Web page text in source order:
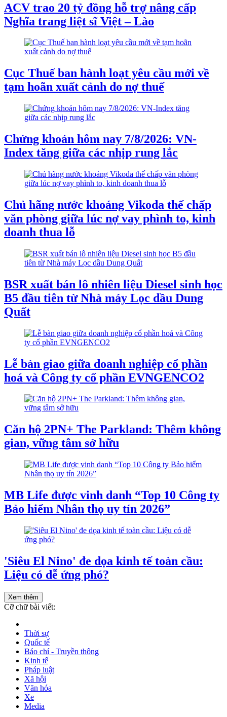
ACV trao 20 tỷ đồng hỗ trợ nâng cấp
Nghĩa trang liệt sĩ Việt – Lào
Cục Thuế ban hành loạt yêu cầu mới về
tạm hoãn xuất cảnh do nợ thuế
Chứng khoán hôm nay 7/8/2026: VN-
Index tăng giữa các nhịp rung lắc
Chủ hãng nước khoáng Vikoda thế chấp
văn phòng giữa lúc nợ vay phình to, kinh
doanh thua lỗ
BSR xuất bán lô nhiên liệu Diesel sinh học
B5 đầu tiên từ Nhà máy Lọc dầu Dung
Quất
Lễ bàn giao giữa doanh nghiệp cổ phần
hoá và Công ty cổ phần EVNGENCO2
Căn hộ 2PN+ The Parkland: Thêm không
gian, vững tâm sở hữu
MB Life được vinh danh “Top 10 Công ty
Bảo hiểm Nhân thọ uy tín 2026”
'Siêu El Nino' đe dọa kinh tế toàn cầu:
Liệu có dễ ứng phó?
Xem thêm
Cỡ chữ bài viết:
Thời sự
Quốc tế
Báo chí - Truyền thông
Kinh tế
Pháp luật
Xã hội
Văn hóa
Xe
Media